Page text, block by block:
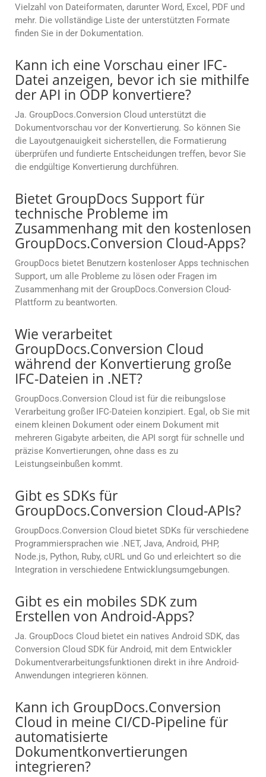
Vielzahl von Dateiformaten, darunter Word, Excel, PDF und
mehr. Die vollständige Liste der unterstützten Formate
finden Sie in der Dokumentation.
Kann ich eine Vorschau einer IFC-
Datei anzeigen, bevor ich sie mithilfe
der API in ODP konvertiere?
Ja. GroupDocs.Conversion Cloud unterstützt die
Dokumentvorschau vor der Konvertierung. So können Sie
die Layoutgenauigkeit sicherstellen, die Formatierung
überprüfen und fundierte Entscheidungen treffen, bevor Sie
die endgültige Konvertierung durchführen.
Bietet GroupDocs Support für
technische Probleme im
Zusammenhang mit den kostenlosen
GroupDocs.Conversion Cloud-Apps?
GroupDocs bietet Benutzern kostenloser Apps technischen
Support, um alle Probleme zu lösen oder Fragen im
Zusammenhang mit der GroupDocs.Conversion Cloud-
Plattform zu beantworten.
Wie verarbeitet
GroupDocs.Conversion Cloud
während der Konvertierung große
IFC-Dateien in .NET?
GroupDocs.Conversion Cloud ist für die reibungslose
Verarbeitung großer IFC-Dateien konzipiert. Egal, ob Sie mit
einem kleinen Dokument oder einem Dokument mit
mehreren Gigabyte arbeiten, die API sorgt für schnelle und
präzise Konvertierungen, ohne dass es zu
Leistungseinbußen kommt.
Gibt es SDKs für
GroupDocs.Conversion Cloud-APIs?
GroupDocs.Conversion Cloud bietet SDKs für verschiedene
Programmiersprachen wie .NET, Java, Android, PHP,
Node.js, Python, Ruby, cURL und Go und erleichtert so die
Integration in verschiedene Entwicklungsumgebungen.
Gibt es ein mobiles SDK zum
Erstellen von Android-Apps?
Ja. GroupDocs Cloud bietet ein natives Android SDK, das
Conversion Cloud SDK für Android, mit dem Entwickler
Dokumentverarbeitungsfunktionen direkt in ihre Android-
Anwendungen integrieren können.
Kann ich GroupDocs.Conversion
Cloud in meine CI/CD-Pipeline für
automatisierte
Dokumentkonvertierungen
integrieren?